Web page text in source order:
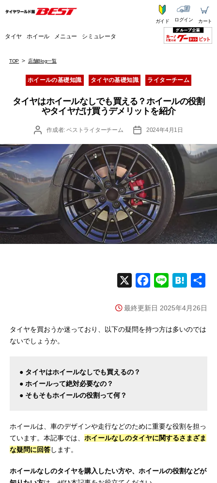
タイヤ ホイール メニュー シミュレータ
ガイド ログイン カート
TOP 店舗Blog一覧
カ
テ
リ
ー
ホイールの基礎知識 タイヤの基礎知識 ライターチーム
タイヤはホイールなしでも買える？ホイールの役割
やタイヤだけ買うデメリットを紹介
投
作成者: ベストライターチーム
投
2024年4月1日
c
n
t
最終更新日 2025年4月26日
タイヤを買おうか迷っており、以下の疑問を持つ方は多いのでは
ないでしょうか。
● タイヤはホイールなしでも買えるの？
● ホイールって絶対必要なの？
● そもそもホイールの役割って何？
ホイールは、車のデザインや走行などのために重要な役割を担っ
ています。本記事では、 ホイールなしのタイヤに関するさまざま
な疑問に回答します。
ホイールなしのタイヤを購入したい方や、ホイールの役割などが